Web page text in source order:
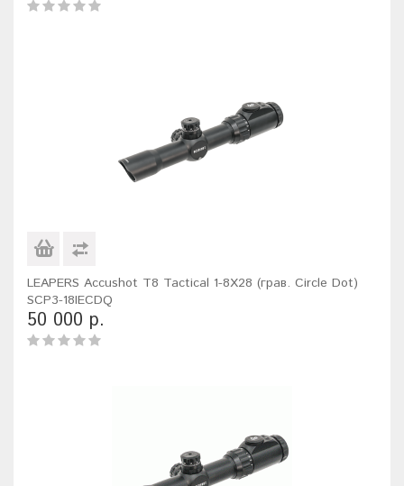
LEAPERS Accushot T8 Tactical 1-8X28 (грав. Circle Dot)
SCP3-18IECDQ
50 000 р.